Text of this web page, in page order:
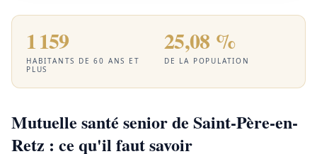
1 159
HABITANTS DE 60 ANS ET
PLUS
25,08 %
DE LA POPULATION
Mutuelle santé senior de Saint-Père-en-
Retz : ce qu'il faut savoir